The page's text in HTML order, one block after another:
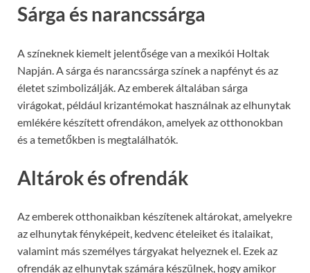
Sárga és narancssárga
A színeknek kiemelt jelentősége van a mexikói Holtak
Napján. A sárga és narancssárga színek a napfényt és az
életet szimbolizálják. Az emberek általában sárga
virágokat, például krizantémokat használnak az elhunytak
emlékére készített ofrendákon, amelyek az otthonokban
és a temetőkben is megtalálhatók.
Altárok és ofrendák
Az emberek otthonaikban készítenek altárokat, amelyekre
az elhunytak fényképeit, kedvenc ételeiket és italaikat,
valamint más személyes tárgyakat helyeznek el. Ezek az
ofrendák az elhunytak számára készülnek, hogy amikor